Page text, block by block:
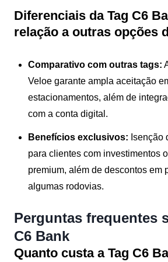
Diferenciais da Tag C6
relação a outras opções
Comparativo com outras tags:
Veloe garante ampla aceitação
estacionamentos, além de
com a conta digital.
Benefícios exclusivos: Isenção
para clientes com investimentos
premium, além de descontos em
algumas rodovias.
Perguntas frequentes
C6 Bank
Quanto custa a Tag C6